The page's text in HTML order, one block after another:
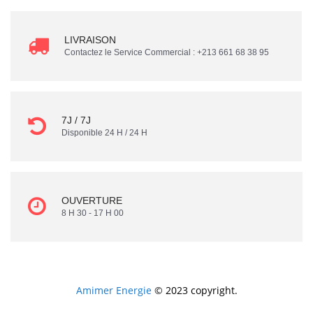
LIVRAISON
Contactez le Service Commercial : +213 661 68 38 95
7J / 7J
Disponible 24 H / 24 H
OUVERTURE
8 H 30 - 17 H 00
Amimer Energie© 2023 copyright.